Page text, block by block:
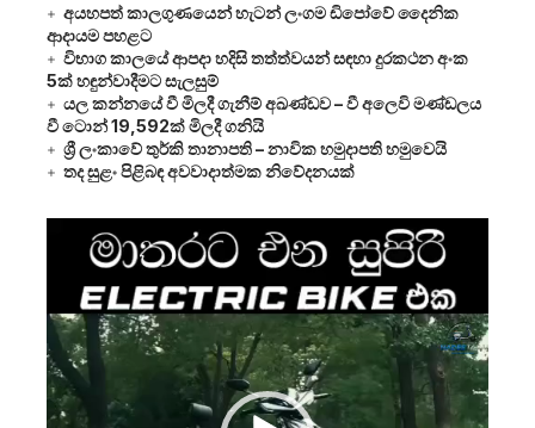
අයහපත් කාලගුණයෙන් හැටන් ලංගම ඩිපෝවේ දෛනික
ආදායම පහළට
විභාග කාලයේ ආපදා හදිසි තත්ත්වයන් සඳහා දුරකථන අංක
5ක් හඳුන්වාදීමට සැලසුම්
යල කන්නයේ වී මිලදී ගැනීම් අඛණ්ඩව – වී අලෙවි මණ්ඩලය
වී ටොන් 19,592ක් මිලදී ගනියි
ශ්‍රී ලංකාවේ තුර්කි තානාපති – නාවික හමුදාපති හමුවෙයි
තද සුළං පිළිබඳ අවවාදාත්මක නිවේදනයක්
Player